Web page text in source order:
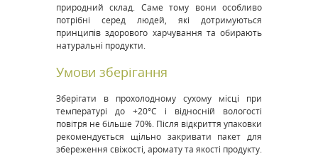
природний склад. Саме тому вони особливо
потрібні серед людей, які дотримуються
принципів здорового харчування та обирають
натуральні продукти.
Умови зберігання
Зберігати в прохолодному сухому місці при
температурі до +20°C і відносній вологості
повітря не більше 70%. Після відкриття упаковки
рекомендується щільно закривати пакет для
збереження свіжості, аромату та якості продукту.